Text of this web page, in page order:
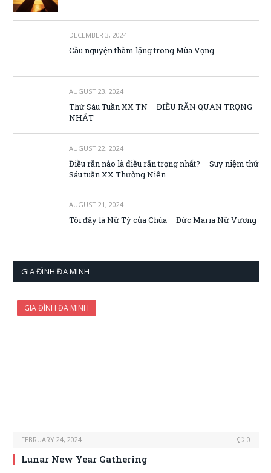
DECEMBER 3, 2024
Cầu nguyện thầm lặng trong Mùa Vọng
AUGUST 23, 2024
Thứ Sáu Tuần XX TN – ĐIỀU RĂN QUAN TRỌNG
NHẤT
AUGUST 22, 2024
Điều răn nào là điều răn trọng nhất? – Suy niệm thứ
Sáu tuần XX Thường Niên
AUGUST 21, 2024
Tôi đây là Nữ Tỳ của Chúa – Đức Maria Nữ Vương
GIA ĐÌNH ĐA MINH
GIA ĐÌNH ĐA MINH
FEBRUARY 24, 2024 0
Lunar New Year Gathering